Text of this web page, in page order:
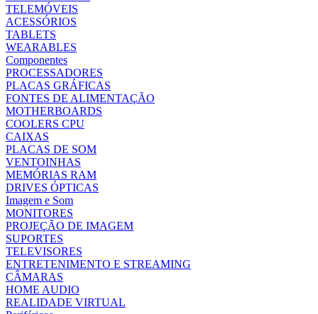
TELEMÓVEIS
ACESSÓRIOS
TABLETS
WEARABLES
Componentes
PROCESSADORES
PLACAS GRÁFICAS
FONTES DE ALIMENTAÇÃO
MOTHERBOARDS
COOLERS CPU
CAIXAS
PLACAS DE SOM
VENTOINHAS
MEMÓRIAS RAM
DRIVES ÓPTICAS
Imagem e Som
MONITORES
PROJEÇÃO DE IMAGEM
SUPORTES
TELEVISORES
ENTRETENIMENTO E STREAMING
CÂMARAS
HOME AUDIO
REALIDADE VIRTUAL